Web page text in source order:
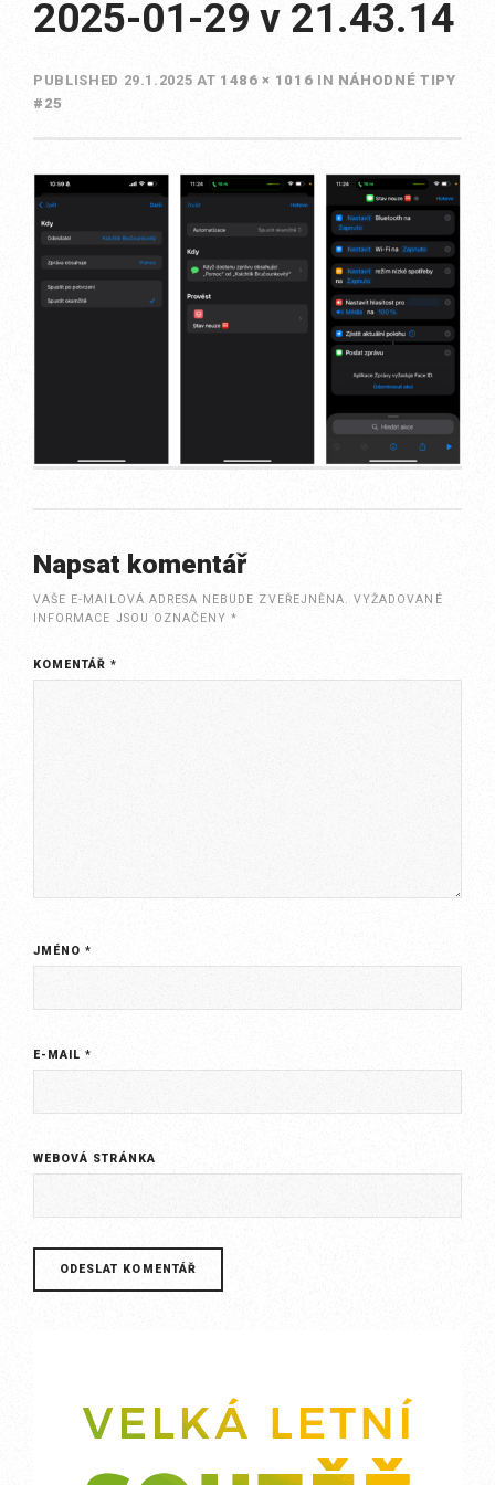
2025-01-29 v 21.43.14
PUBLISHED 29.1.2025 AT 1486 × 1016 IN NÁHODNÉ TIPY
#25
Napsat komentář
VAŠE E-MAILOVÁ ADRESA NEBUDE ZVEŘEJNĚNA. VYŽADOVANÉ
INFORMACE JSOU OZNAČENY*
KOMENTÁŘ*
JMÉNO*
E-MAIL*
WEBOVÁ STRÁNKA